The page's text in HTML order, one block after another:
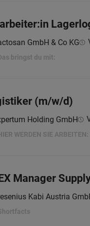
GmbH & Co KG
bringst du mit:
(m/w/d)
Holding GmbH
WERDEN SIE ARBEITEN:
Manager
Kabi Austria